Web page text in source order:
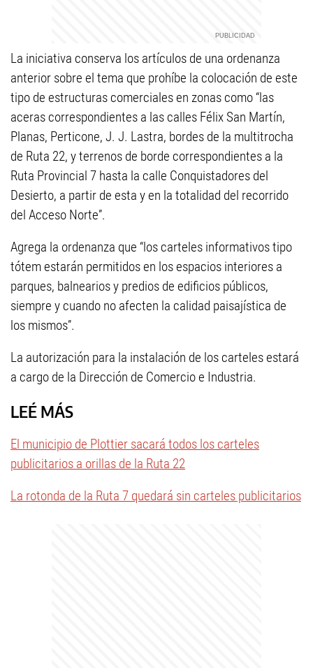
La iniciativa conserva los artículos de una ordenanza
anterior sobre el tema que prohíbe la colocación de este
tipo de estructuras comerciales en zonas como “las
aceras correspondientes a las calles Félix San Martín,
Planas, Perticone, J. J. Lastra, bordes de la multitrocha
de Ruta 22, y terrenos de borde correspondientes a la
Ruta Provincial 7 hasta la calle Conquistadores del
Desierto, a partir de esta y en la totalidad del recorrido
del Acceso Norte”.
Agrega la ordenanza que “los carteles informativos tipo
tótem estarán permitidos en los espacios interiores a
parques, balnearios y predios de edificios públicos,
siempre y cuando no afecten la calidad paisajística de
los mismos”.
La autorización para la instalación de los carteles estará
a cargo de la Dirección de Comercio e Industria.
LEÉ MÁS
El municipio de Plottier sacará todos los carteles
publicitarios a orillas de la Ruta 22
La rotonda de la Ruta 7 quedará sin carteles publicitarios